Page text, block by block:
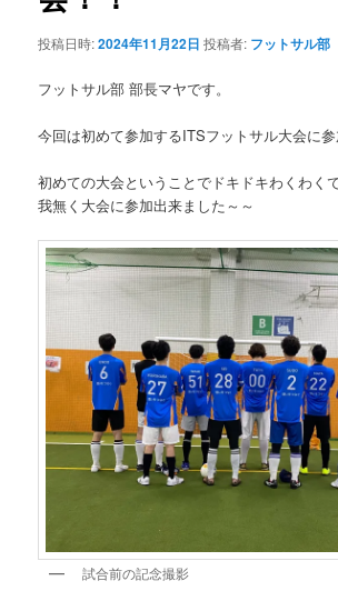
投稿日時:2024年11月22日 投稿者: フットサル部
フットサル部 部長マヤです。
今回は初めて参加するITSフットサル大会に参
初めての大会ということでドキドキわくわく
我無く大会に参加出来ました～～
試合前の記念撮影